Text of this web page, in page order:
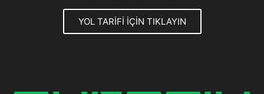
YOL TARİFİ İÇİN TIKLAYIN